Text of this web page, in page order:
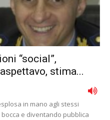
“social”,
stima...
in mano agli stessi
e diventando pubblica